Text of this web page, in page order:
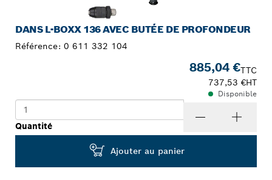
DANS L-BOXX 136 AVEC BUTÉE DE PROFONDEUR
Référence: 0 611 332 104
885,04 €TTC
737,53 €HT
Disponible
Quantité
Ajouter au panier